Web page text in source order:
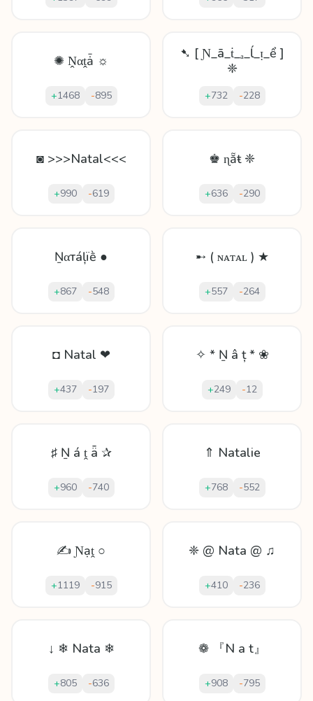
✺ Ṋαṱǡ ☼
+1468 -895
➷ [ Ɲ_ā_ṫ_ₐ_ĺ_ᴉ_ể ]
❈
+732 -228
◙ >>>Natal<<<
+990 -619
♚ ɳẵŧ ❈
+636 -290
Ṉαтáļïḕ ●
+867 -548
➸ ( ɴᴀᴛᴀʟ ) ★
+557 -264
◘ Natal ❤
+437 -197
✧ * Ṉ â ț * ❀
+249 -12
♯ Ṉ á ṱ ǟ ✰
+960 -740
⇑ Natalie
+768 -552
✍ Ɲạṱ ○
+1119 -915
❈ @ Nata @ ♫
+410 -236
↓ ❄ Nata ❄
+805 -636
❁ 『N a t』
+908 -795